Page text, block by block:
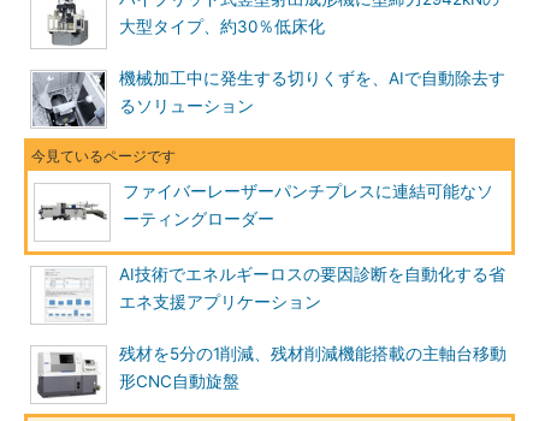
大型タイプ、約30％低床化
機械加工中に発生する切りくずを、AIで自動除去す
るソリューション
ファイバーレーザーパンチプレスに連結可能なソ
ーティングローダー
AI技術でエネルギーロスの要因診断を自動化する省
エネ支援アプリケーション
残材を5分の1削減、残材削減機能搭載の主軸台移動
形CNC自動旋盤